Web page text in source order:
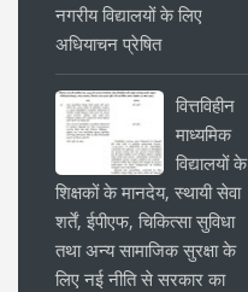
नगरीय विद्यालयों के लिए
अधियाचन प्रेषित
वित्तविहीन
माध्यमिक
विद्यालयों के
शिक्षकों के मानदेय, स्थायी सेवा
शर्तें, ईपीएफ, चिकित्सा सुविधा
तथा अन्य सामाजिक सुरक्षा के
लिए नई नीति से सरकार का